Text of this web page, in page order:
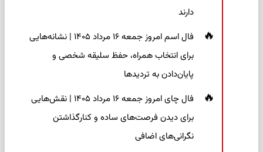
دارند
فال اسم امروز جمعه ۱۶ مرداد ۱۴۰۵ | نشانه‌هایی
برای انتخاب همراه، حفظ سلیقه شخصی و
پایان‌دادن به تردیدها
فال چای امروز جمعه ۱۶ مرداد ۱۴۰۵ | نقش‌هایی
برای دیدن فرصت‌های ساده و کنارگذاشتن
نگرانی‌های اضافی